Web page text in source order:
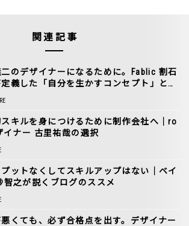
関連記事
のデザイナーになるために。Fablic 割石
義した「自分を生かすコンセプト」と
キルを身につけるために制作会社へ｜ro
イナー 古里祐哉の選択
ットなくしてスキルアップはない｜ベイ
智之が説くブログのススメ
くても、必ず合格点を出す。デザイナー